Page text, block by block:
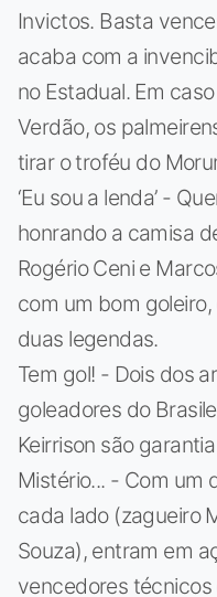
Invictos. Basta
acaba com a
no Estadual. Em
Verdão, os
tirar o troféu do
‘Eu sou a lenda’ -
honrando a camisa
Rogério Ceni e
com um bom
duas legendas.
Tem gol! - Dois dos
goleadores do
Keirrison são
Mistério... - Com um
cada lado (zagueiro
Souza), entram em
vencedores técnicos